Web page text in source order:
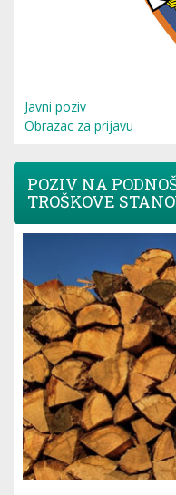
Javni poziv
Obrazac za prijavu
POZIV NA
TROŠKOVE